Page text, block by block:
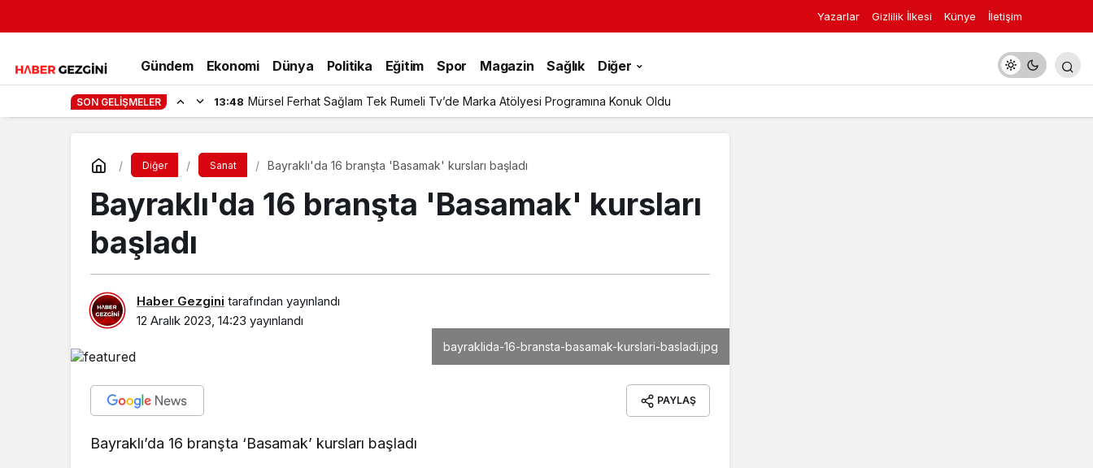
Yazarlar Gizlilik İlkesi Künye İletişim
Gündem Ekonomi Dünya Politika Eğitim Spor Magazin Sağlık Diğer
SON GELIŞMELER 13:48 Mürsel Ferhat Sağlam Tek Rumeli Tv’de Marka Atölyesi Programına Konuk Oldu
Diğer Sanat Bayraklı'da 16 branşta 'Basamak' kursları başladı
Bayraklı'da 16 branşta 'Basamak' kursları
başladı
Haber Gezgini tarafından yayınlandı
12 Aralık 2023, 14:23 yayınlandı
bayraklida-16-bransta-basamak-kurslari-basladi.jpg
PAYLAŞ
Bayraklı’da 16 branşta ‘Basamak’ kursları başladı